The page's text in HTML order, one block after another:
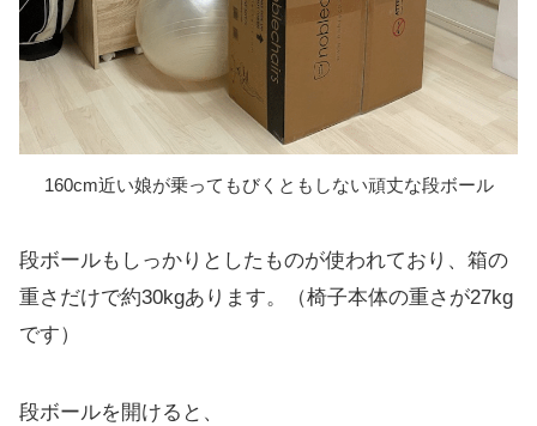
160cm近い娘が乗ってもびくともしない頑丈な段ボール
段ボールもしっかりとしたものが使われており、箱の
重さだけで約30kgあります。（椅子本体の重さが27kg
です）
段ボールを開けると、